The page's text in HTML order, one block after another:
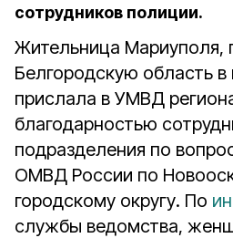
сотрудников полиции.
Жительница Мариуполя,
Белгородскую область в
прислала в УМВД
благодарностью
подразделения по
ОМВД России по
городскому округу. По
службы ведомства,